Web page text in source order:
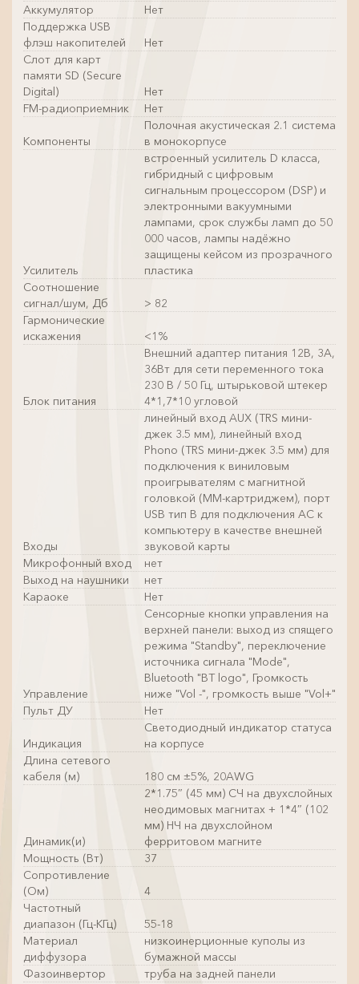
Аккумулятор
Нет
Поддержка USB
флэш накопителей
Нет
Слот для карт
памяти SD (Secure
Digital)
Нет
FM-радиоприемник
Нет
Компоненты
Полочная акустическая 2.1 система
в монокорпусе
Усилитель
встроенный усилитель D класса,
гибридный с цифровым
сигнальным процессором (DSP) и
электронными вакуумными
лампами, срок службы ламп до 50
000 часов, лампы надёжно
защищены кейсом из прозрачного
пластика
Соотношение
сигнал/шум, Дб
> 82
Гармонические
искажения
<1%
Блок питания
Внешний адаптер питания 12В, 3А,
36Вт для сети переменного тока
230 В / 50 Гц, штырьковой штекер
4*1,7*10 угловой
Входы
линейный вход AUX (TRS мини-
джек 3.5 мм), линейный вход
Phono (TRS мини-джек 3.5 мм) для
подключения к виниловым
проигрывателям с магнитной
головкой (ММ-картриджем), порт
USB тип B для подключения АС к
компьютеру в качестве внешней
звуковой карты
Микрофонный вход
нет
Выход на наушники
нет
Караоке
Нет
Управление
Сенсорные кнопки управления на
верхней панели: выход из спящего
режима "Standby", переключение
источника сигнала "Mode",
Bluetooth "BT logo", Громкость
ниже "Vol -", громкость выше "Vol+"
Пульт ДУ
Нет
Индикация
Светодиодный индикатор статуса
на корпусе
Длина сетевого
кабеля (м)
180 см ±5%, 20AWG
Динамик(и)
2*1.75″ (45 мм) СЧ на двухслойных
неодимовых магнитах + 1*4″ (102
мм) НЧ на двухслойном
ферритовом магните
Мощность (Вт)
37
Сопротивление
(Ом)
4
Частотный
диапазон (Гц-КГц)
55-18
Материал
диффузора
низкоинерционные куполы из
бумажной массы
Фазоинвертор
труба на задней панели